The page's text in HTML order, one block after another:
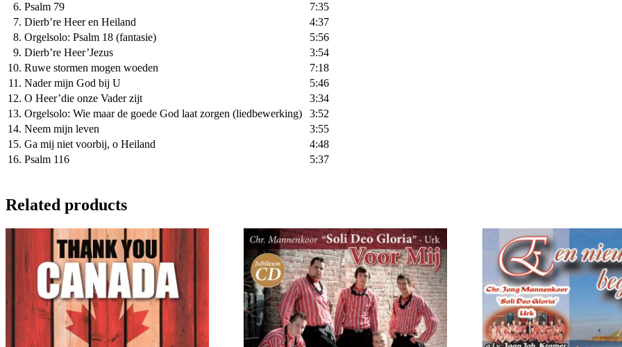
6. Psalm 79
7:35
7. Dierb’re Heer en Heiland
4:37
8. Orgelsolo: Psalm 18 (fantasie)
5:56
9. Dierb’re Heer’Jezus
3:54
10. Ruwe stormen mogen woeden
7:18
11. Nader mijn God bij U
5:46
12. O Heer’die onze Vader zijt
3:34
13. Orgelsolo: Wie maar de goede God laat zorgen (liedbewerking)
3:52
14. Neem mijn leven
3:55
15. Ga mij niet voorbij, o Heiland
4:48
16. Psalm 116 5:37
Related products